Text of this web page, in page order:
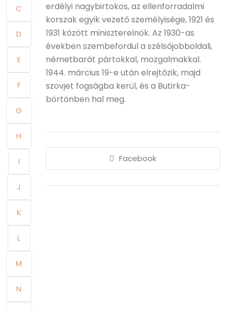
C
D
E
F
G
H
I
J
K
L
M
N
erdélyi nagybirtokos, az ellenforradalmi
korszak egyik vezető személyisége, 1921 és
1931 között miniszterelnök. Az 1930-as
években szembefordul a szélsőjobboldali,
németbarát pártokkal, mozgalmakkal.
1944. március 19-e után elrejtőzik, majd
szovjet fogságba kerül, és a Butirka-
börtönben hal meg.
Facebook